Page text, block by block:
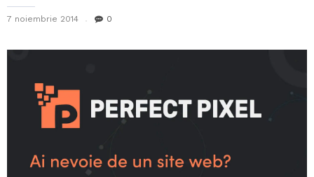
7 noiembrie 2014 0